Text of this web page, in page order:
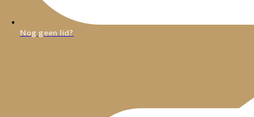
Nog geen lid?